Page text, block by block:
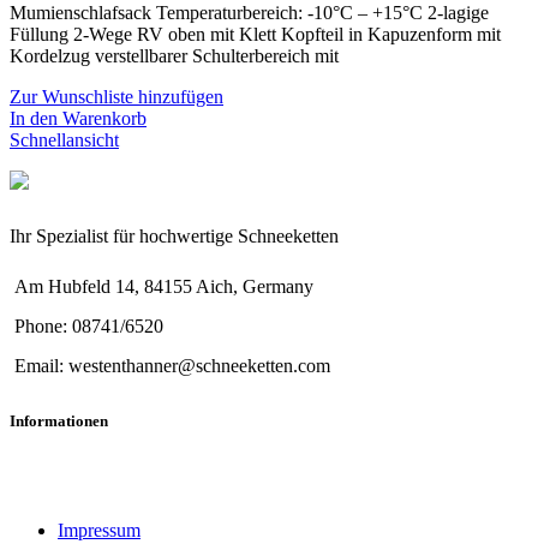
Mumienschlafsack Temperaturbereich: -10°C – +15°C 2-lagige
Füllung 2-Wege RV oben mit Klett Kopfteil in Kapuzenform mit
Kordelzug verstellbarer Schulterbereich mit
Zur Wunschliste hinzufügen
In den Warenkorb
Schnellansicht
Ihr Spezialist für hochwertige Schneeketten
Am Hubfeld 14, 84155 Aich, Germany
Phone: 08741/6520
Email: westenthanner@schneeketten.com
Informationen
Impressum